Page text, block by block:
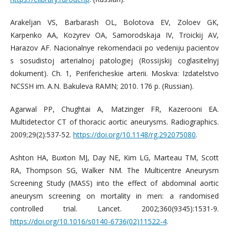
Arakeljan VS, Barbarash OL, Bolotova EV, Zoloev GK,
Karpenko AA, Kozyrev OA, Samorodskaja IV, Troickij AV,
Harazov AF. Nacionalnye rekomendacii po vedeniju pacientov
s sosudistoj arterialnoj patologiej (Rossijskij coglasitelnyj
dokument). Ch. 1, Perifericheskie arterii. Moskva: Izdatelstvo
NCSSH im. A.N. Bakuleva RAMN; 2010. 176 p. (Russian).
Agarwal PP, Chughtai A, Matzinger FR, Kazerooni EA.
Multidetector CT of thoracic aortic aneurysms. Radiographics.
2009;29(2):537-52. https://doi.org/10.1148/rg.292075080.
Ashton HA, Buxton MJ, Day NE, Kim LG, Marteau TM, Scott
RA, Thompson SG, Walker NM. The Multicentre Aneurysm
Screening Study (MASS) into the effect of abdominal aortic
aneurysm screening on mortality in men: a randomised
controlled trial. Lancet. 2002;360(9345):1531-9.
https://doi.org/10.1016/s0140-6736(02)11522-4.